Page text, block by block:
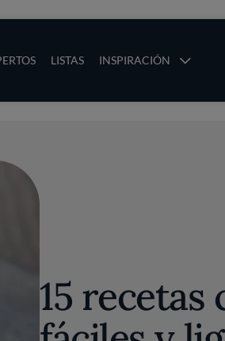
LISTAS INSPIRACIÓN
15 recetas